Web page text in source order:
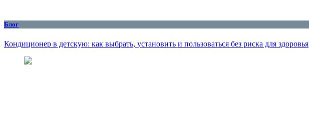
Блог
Кондиционер в детскую: как выбрать, установить и пользоваться без риска для здоровья